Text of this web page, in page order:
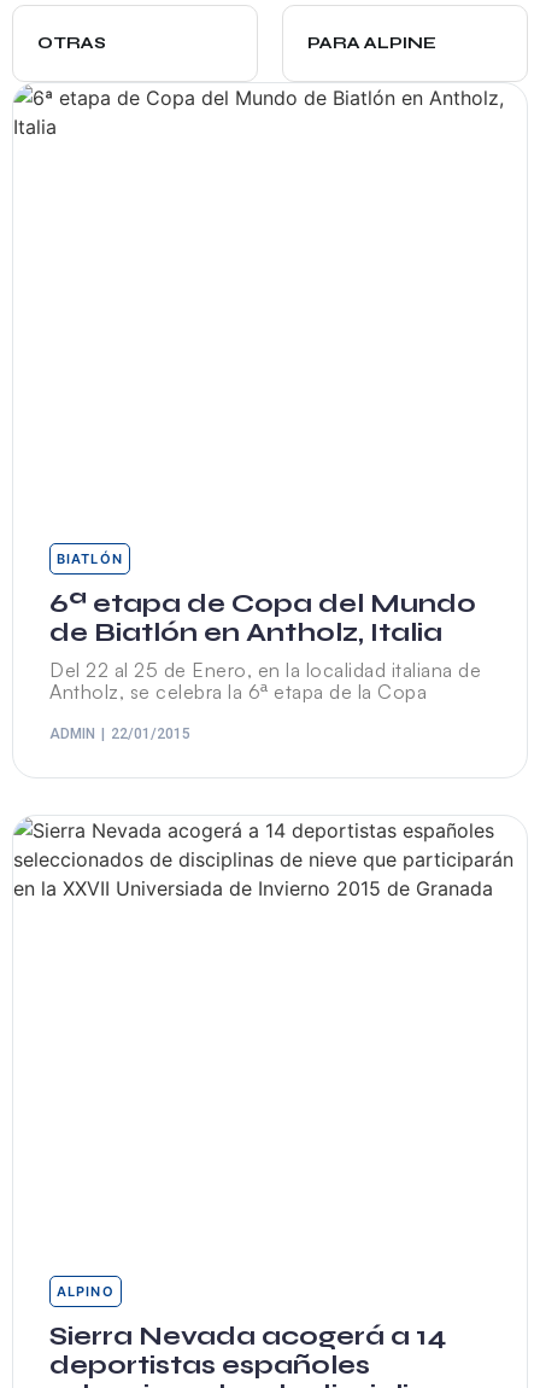
OTRAS PARA ALPINE
BIATLÓN
6ª etapa de Copa del Mundo
de Biatlón en Antholz, Italia
Del 22 al 25 de Enero, en la localidad italiana de
Antholz, se celebra la 6ª etapa de la Copa
ADMIN 22/01/2015
ALPINO
Sierra Nevada acogerá a 14
deportistas españoles